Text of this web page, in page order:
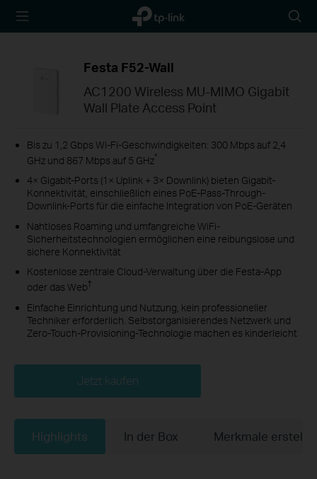
TP-Link,
Reliably
icon
Festa F52-Wall
AC1200 Wireless MU-MIMO Gigabit
Wall Plate Access Point
Bis zu 1,2 Gbps Wi-Fi-Geschwindigkeiten: 300 Mbps auf 2,4
GHz und 867 Mbps auf 5 GHz*
4× Gigabit-Ports (1× Uplink + 3× Downlink) bieten Gigabit-
Konnektivität, einschließlich eines PoE-Pass-Through-
Downlink-Ports für die einfache Integration von PoE-Geräten
Nahtloses Roaming und umfangreiche WiFi-
Sicherheitstechnologien ermöglichen eine reibungslose und
sichere Konnektivität
Kostenlose zentrale Cloud-Verwaltung über die Festa-App
oder das Web†
Einfache Einrichtung und Nutzung, kein professioneller
Techniker erforderlich. Selbstorganisierendes Netzwerk und
Zero-Touch-Provisioning-Technologie machen es kinderleicht
Jetzt kaufen
Highlights In der Box Merkmale